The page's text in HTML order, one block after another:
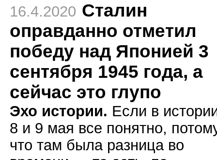
16.4.2020 Сталин
оправданно отметил
победу над Японией 3
сентября 1945 года, а
сейчас это глупо
Эхо истории. Если в
8 и 9 мая все понятно,
что там была разница во